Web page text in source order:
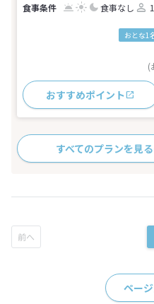
食事なし
おとな1
(
おすすめポイント
すべてのプランを見る
ペー